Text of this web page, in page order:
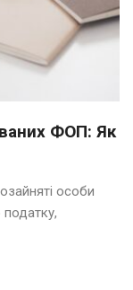
ФОП: Як
особи